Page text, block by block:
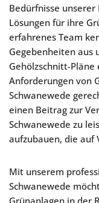
Bedürfnisse
Lösungen für ihre
erfahrenes Team
Gegebenheiten aus
Gehölzschnitt-
Anforderungen von
Schwanewede
einen Beitrag zur
Schwanewede zu
aufzubauen, die auf
Mit unserem
Schwanewede
Grünanlagen in der